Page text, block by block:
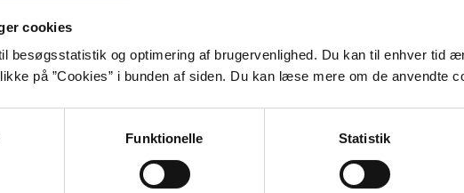
cookies
besøgsstatistik og optimering af brugervenlighed. Du kan til enhver tid
på ”Cookies” i bunden af siden. Du kan læse mere om de anvendte
Funktionelle Statistik